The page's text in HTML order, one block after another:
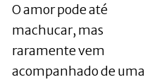
O amor pode até
machucar, mas
raramente vem
acompanhado de uma